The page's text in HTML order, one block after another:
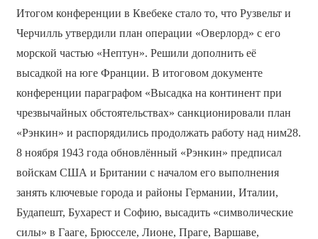
Итогом конференции в Квебеке стало то, что Рузвельт и
Черчилль утвердили план операции «Оверлорд» с его
морской частью «Нептун». Решили дополнить её
высадкой на юге Франции. В итоговом документе
конференции параграфом «Высадка на континент при
чрезвычайных обстоятельствах» санкционировали план
«Рэнкин» и распорядились продолжать работу над ним28.
8 ноября 1943 года обновлённый «Рэнкин» предписал
войскам США и Британии с началом его выполнения
занять ключевые города и районы Германии, Италии,
Будапешт, Бухарест и Софию, высадить «символические
силы» в Гааге, Брюсселе, Лионе, Праге, Варшаве,